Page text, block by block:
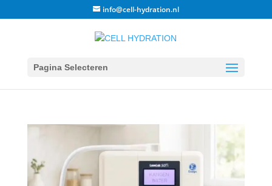
info@cell-hydration.nl
Pagina Selecteren